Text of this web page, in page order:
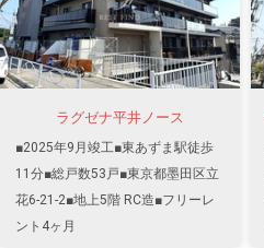
ラグゼナ平井ノース
■2025年9月竣工■東あずま駅徒歩
11分■総戸数53戸■東京都墨田区立
花6-21-2■地上5階 RC造■フリーレ
ント4ヶ月